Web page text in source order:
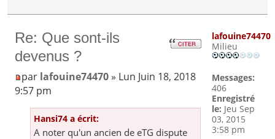
Re: Que sont-ils
devenus ?
par lafouine74470» Lun Juin 18, 2018
9:57 pm
Hansi74 a écrit:
A noter qu'un ancien de eTG dispute
lafouine74470
Milieu
Messages:
406
Enregistré
le: Jeu Sep
03, 2015
3:58 pm